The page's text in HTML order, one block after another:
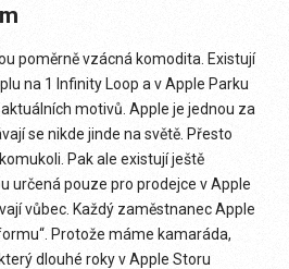
poměrně vzácná komodita. Existují
na 1 Infinity Loop a v Apple Parku
motivů. Apple je jednou za
se nikde jinde na světě. Přesto
Pak ale existují ještě
určená pouze pro prodejce v Apple
vůbec. Každý zaměstnanec Apple
Protože máme kamaráda,
dlouhé roky v Apple Storu